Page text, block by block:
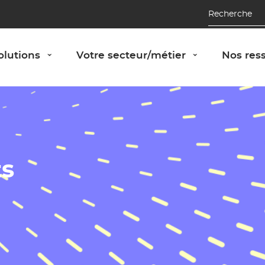
Recherche
› Afficher le panneau "Nos solutions"
Votre secteur/métier › Afficher le
Nos